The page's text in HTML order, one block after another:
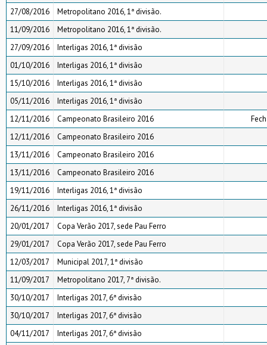
27/08/2016
Metropolitano 2016, 1ª divisão.
11/09/2016
Metropolitano 2016, 1ª divisão.
27/09/2016
Interligas 2016, 1ª divisão
01/10/2016
Interligas 2016, 1ª divisão
15/10/2016
Interligas 2016, 1ª divisão
05/11/2016
Interligas 2016, 1ª divisão
12/11/2016
Campeonato Brasileiro 2016
12/11/2016
Campeonato Brasileiro 2016
13/11/2016
Campeonato Brasileiro 2016
13/11/2016
Campeonato Brasileiro 2016
19/11/2016
Interligas 2016, 1ª divisão
26/11/2016
Interligas 2016, 1ª divisão
20/01/2017
Copa Verão 2017, sede Pau Ferro
29/01/2017
Copa Verão 2017, sede Pau Ferro
12/03/2017
Municipal 2017, 1ª divisão
11/09/2017
Metropolitano 2017, 7ª divisão.
30/10/2017
Interligas 2017, 6ª divisão
30/10/2017
Interligas 2017, 6ª divisão
04/11/2017
Interligas 2017, 6ª divisão